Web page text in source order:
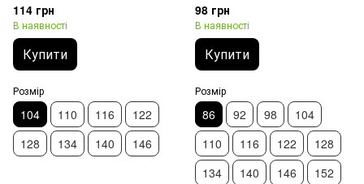
114 грн
В наявності
Купити
Розмір
104 110 116
122
128
134 140 146
98 грн
В наявності
Купити
Розмір
86 92 98
104
110
116 122
128
134
140 146
152